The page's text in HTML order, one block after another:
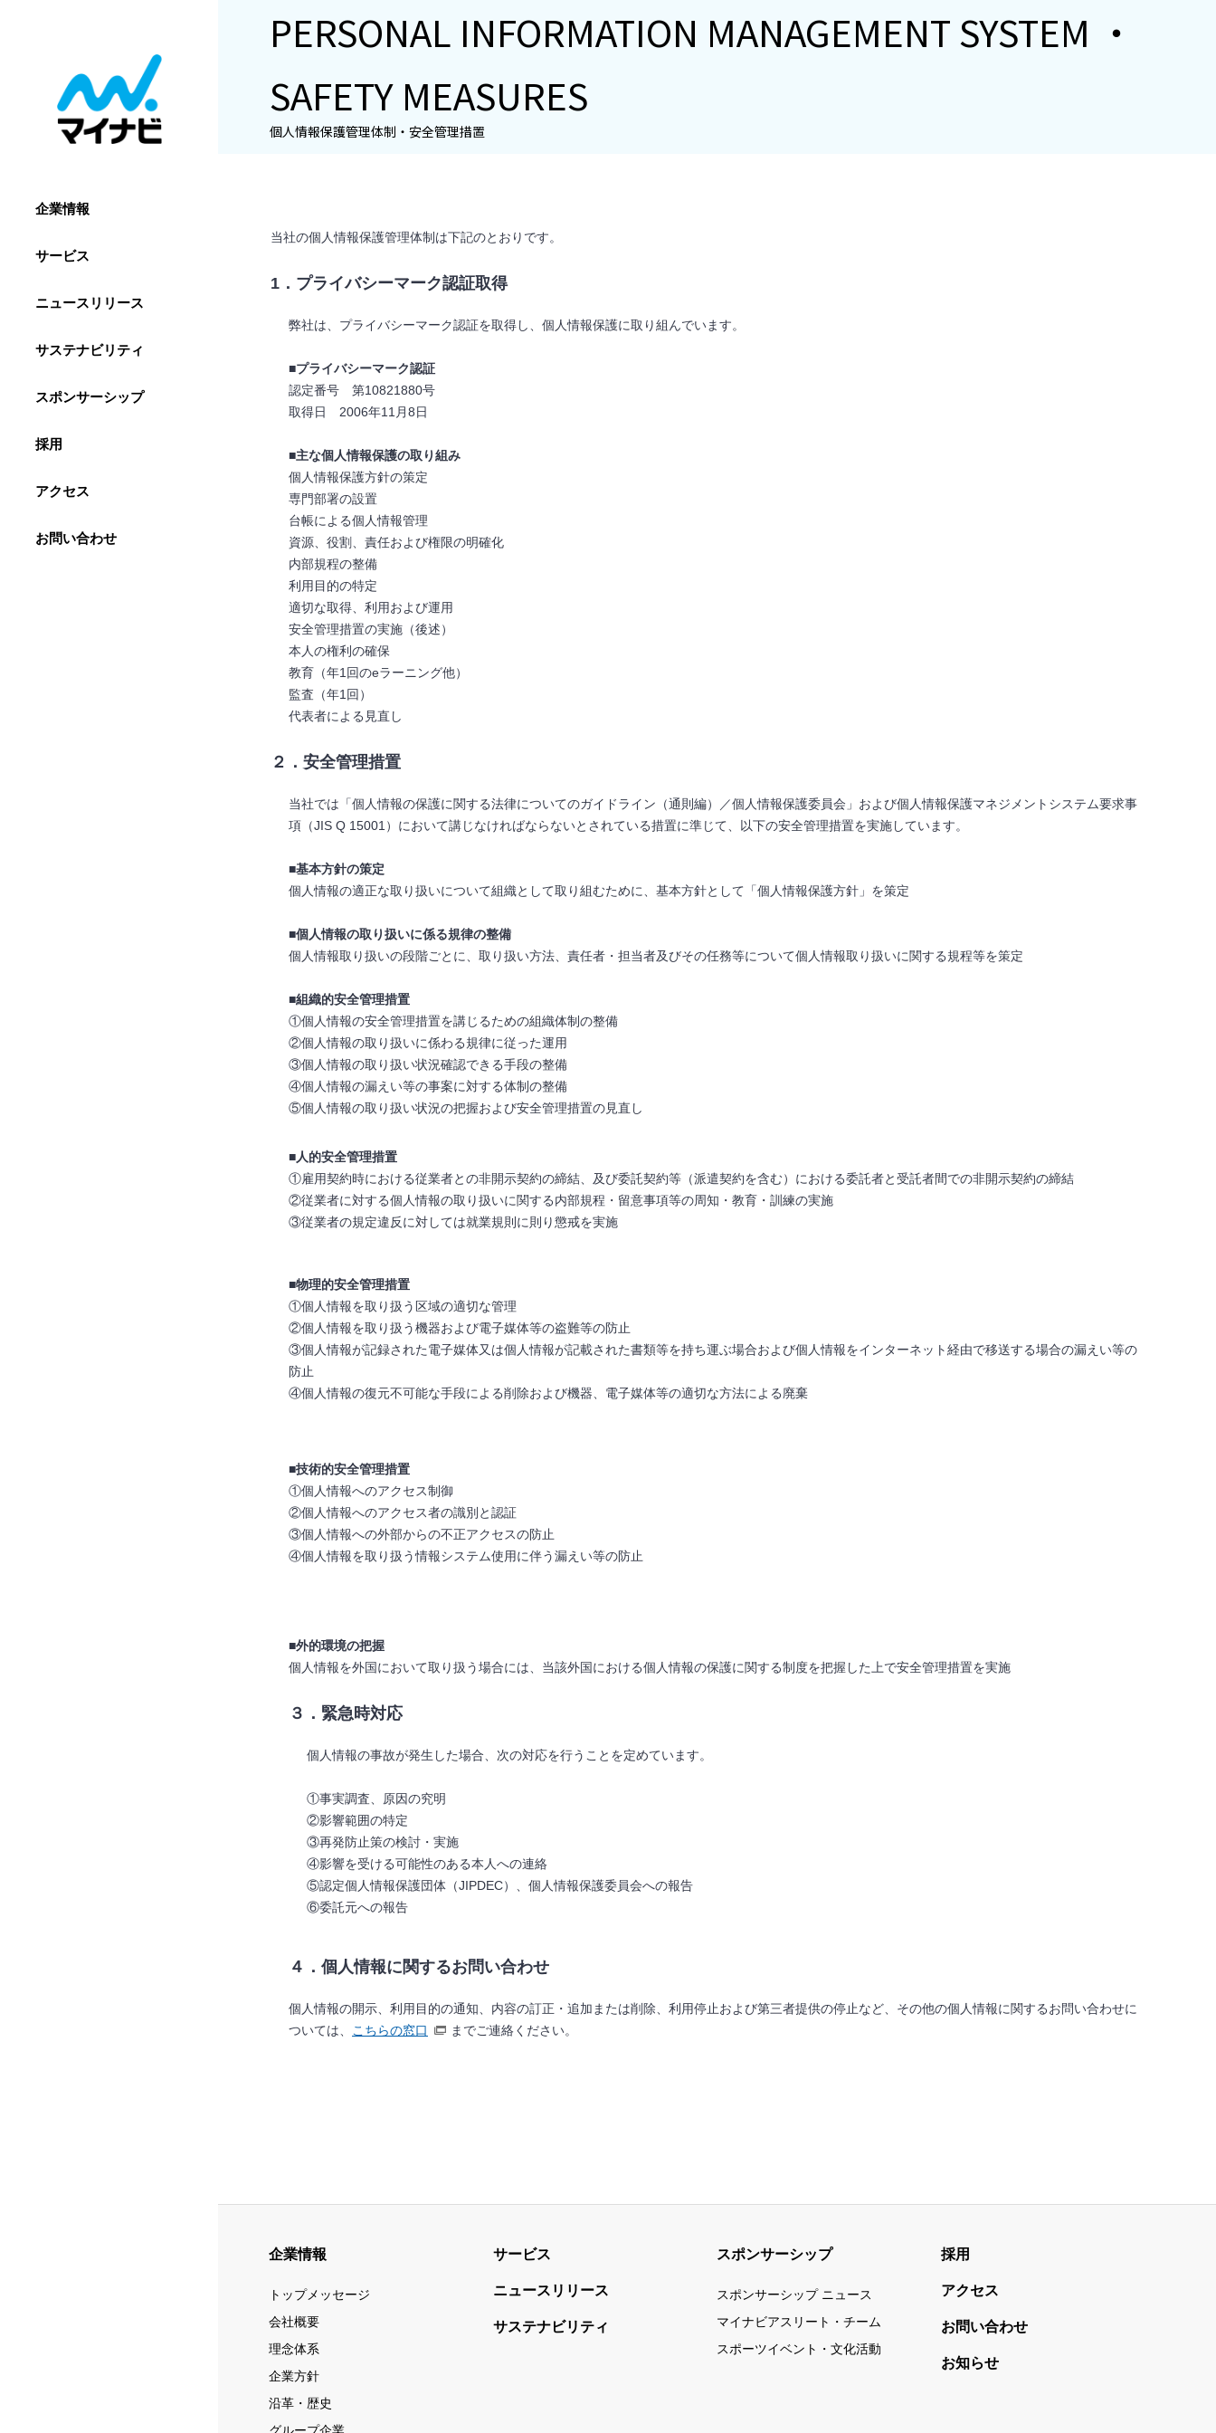
企業情報
サービス
ニュースリリース
サステナビリティ
スポンサーシップ
採用
アクセス
お問い合わせ
PERSONAL INFORMATION MANAGEMENT SYSTEM ・
SAFETY MEASURES
個人情報保護管理体制・安全管理措置
当社の個人情報保護管理体制は下記のとおりです。
1．プライバシーマーク認証取得
弊社は、プライバシーマーク認証を取得し、個人情報保護に取り組んでいます。
■プライバシーマーク認証
認定番号 第10821880号
取得日 2006年11月8日
■主な個人情報保護の取り組み
個人情報保護方針の策定
専門部署の設置
台帳による個人情報管理
資源、役割、責任および権限の明確化
内部規程の整備
利用目的の特定
適切な取得、利用および運用
安全管理措置の実施（後述）
本人の権利の確保
教育（年1回のeラーニング他）
監査（年1回）
代表者による見直し
２．安全管理措置
当社では「個人情報の保護に関する法律についてのガイドライン（通則編）／個人情報保護委員会」および個人情報保護マネジメントシステム要求事
項（JIS Q 15001）において講じなければならないとされている措置に準じて、以下の安全管理措置を実施しています。
■基本方針の策定
個人情報の適正な取り扱いについて組織として取り組むために、基本方針として「個人情報保護方針」を策定
■個人情報の取り扱いに係る規律の整備
個人情報取り扱いの段階ごとに、取り扱い方法、責任者・担当者及びその任務等について個人情報取り扱いに関する規程等を策定
■組織的安全管理措置
①個人情報の安全管理措置を講じるための組織体制の整備
②個人情報の取り扱いに係わる規律に従った運用
③個人情報の取り扱い状況確認できる手段の整備
④個人情報の漏えい等の事案に対する体制の整備
⑤個人情報の取り扱い状況の把握および安全管理措置の見直し
■人的安全管理措置
①雇用契約時における従業者との非開示契約の締結、及び委託契約等（派遣契約を含む）における委託者と受託者間での非開示契約の締結
②従業者に対する個人情報の取り扱いに関する内部規程・留意事項等の周知・教育・訓練の実施
③従業者の規定違反に対しては就業規則に則り懲戒を実施
■物理的安全管理措置
①個人情報を取り扱う区域の適切な管理
②個人情報を取り扱う機器および電子媒体等の盗難等の防止
③個人情報が記録された電子媒体又は個人情報が記載された書類等を持ち運ぶ場合および個人情報をインターネット経由で移送する場合の漏えい等の
防止
④個人情報の復元不可能な手段による削除および機器、電子媒体等の適切な方法による廃棄
■技術的安全管理措置
①個人情報へのアクセス制御
②個人情報へのアクセス者の識別と認証
③個人情報への外部からの不正アクセスの防止
④個人情報を取り扱う情報システム使用に伴う漏えい等の防止
■外的環境の把握
個人情報を外国において取り扱う場合には、当該外国における個人情報の保護に関する制度を把握した上で安全管理措置を実施
３．緊急時対応
個人情報の事故が発生した場合、次の対応を行うことを定めています。
①事実調査、原因の究明
②影響範囲の特定
③再発防止策の検討・実施
④影響を受ける可能性のある本人への連絡
⑤認定個人情報保護団体（JIPDEC）、個人情報保護委員会への報告
⑥委託元への報告
４．個人情報に関するお問い合わせ
個人情報の開示、利用目的の通知、内容の訂正・追加または削除、利用停止および第三者提供の停止など、その他の個人情報に関するお問い合わせに
ついては、
こちらの窓口 までご連絡ください。
企業情報
トップメッセージ
会社概要
理念体系
企業方針
沿革・歴史
サービス
ニュースリリース
サステナビリティ
スポンサーシップ
スポンサーシップ ニュース
マイナビアスリート・チーム
スポーツイベント・文化活動
採用
アクセス
お問い合わせ
お知らせ